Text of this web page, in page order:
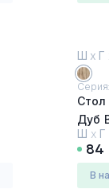
Ш х Г
Стол
Дуб
Ш х Г
84
в